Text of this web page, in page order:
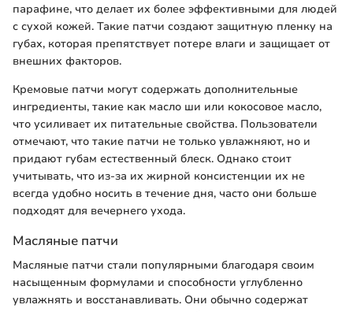
парафине, что делает их более эффективными для людей
с сухой кожей. Такие патчи создают защитную пленку на
губах, которая препятствует потере влаги и защищает от
внешних факторов.
Кремовые патчи могут содержать дополнительные
ингредиенты, такие как масло ши или кокосовое масло,
что усиливает их питательные свойства. Пользователи
отмечают, что такие патчи не только увлажняют, но и
придают губам естественный блеск. Однако стоит
учитывать, что из-за их жирной консистенции их не
всегда удобно носить в течение дня, часто они больше
подходят для вечернего ухода.
Масляные патчи
Масляные патчи стали популярными благодаря своим
насыщенным формулами и способности углубленно
увлажнять и восстанавливать. Они обычно содержат